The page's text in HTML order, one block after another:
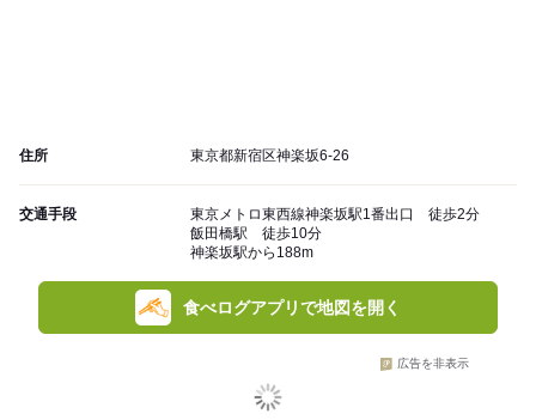
住所 東京都新宿区神楽坂6-26
交通手段
東京メトロ東西線神楽坂駅1番出口 徒歩2分
飯田橋駅 徒歩10分
神楽坂駅から188m
食べログアプリで地図を開く
広告を非表示